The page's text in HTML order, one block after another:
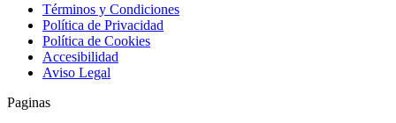
Términos y Condiciones
Política de Privacidad
Política de Cookies
Accesibilidad
Aviso Legal
Paginas